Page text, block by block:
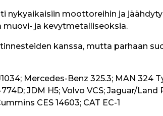
nykyaikaisiin moottoreihin ja
muovi- ja kevytmetalliseoksia.
kanssa, mutta parhaan
Mercedes-Benz 325.3; MAN 324
JDM H5; Volvo VCS; Jaguar/Land
CES 14603; CAT EC-1